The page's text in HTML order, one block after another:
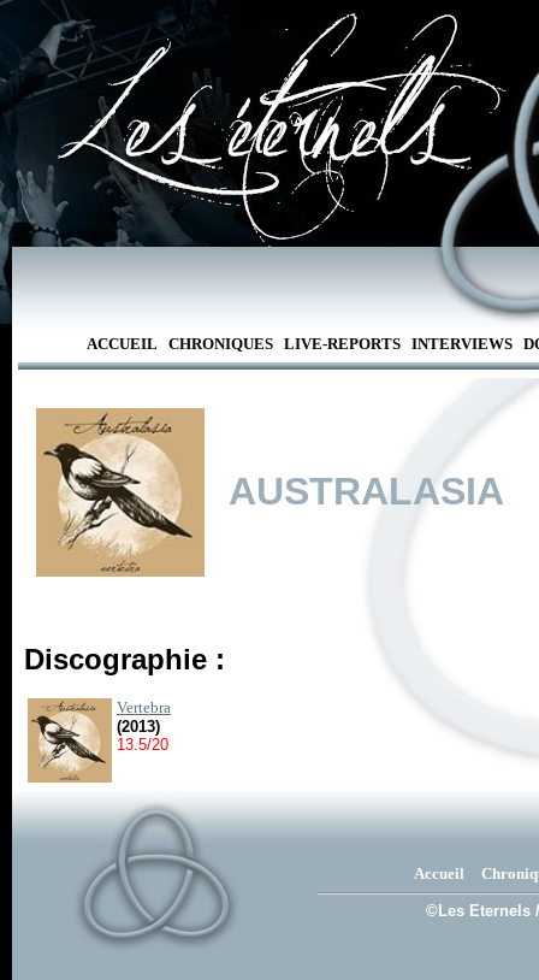
ACCUEIL CHRONIQUES LIVE-REPORTS INTERVIEWS
AUSTRALASIA
Discographie :
Vertebra
(2013)
13.5/20
Accueil
©Les Eternels